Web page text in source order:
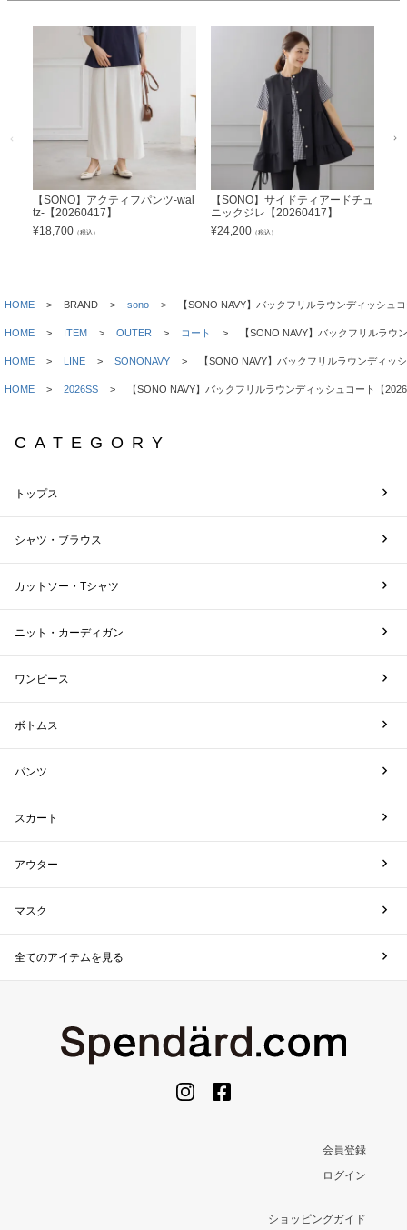
【SONO】アクティフパンツ-wal
tz-【20260417】
¥18,700 （税込）
【SONO】サイドティアードチュ
ニックジレ【20260417】
¥24,200 （税込）
HOME BRAND sono 【SONO NAVY】バックフリルラウンディッシュ
HOME ITEM OUTER コート 【SONO NAVY】バックフリルラウ
HOME LINE SONONAVY 【SONO NAVY】バックフリルラウンディッ
HOME 2026SS 【SONO NAVY】バックフリルラウンディッシュコート【
CATEGORY
トップス
シャツ・ブラウス
カットソー・Tシャツ
ニット・カーディガン
ワンピース
ボトムス
パンツ
スカート
アウター
マスク
全てのアイテムを見る
会員登録
ログイン
ショッピングガイド